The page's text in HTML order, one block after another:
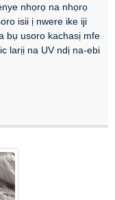
nhọrọ na nhọrọ
isii ị nwere ike iji
bụ usoro kachasị mfe
larịị na UV ndị na-ebi